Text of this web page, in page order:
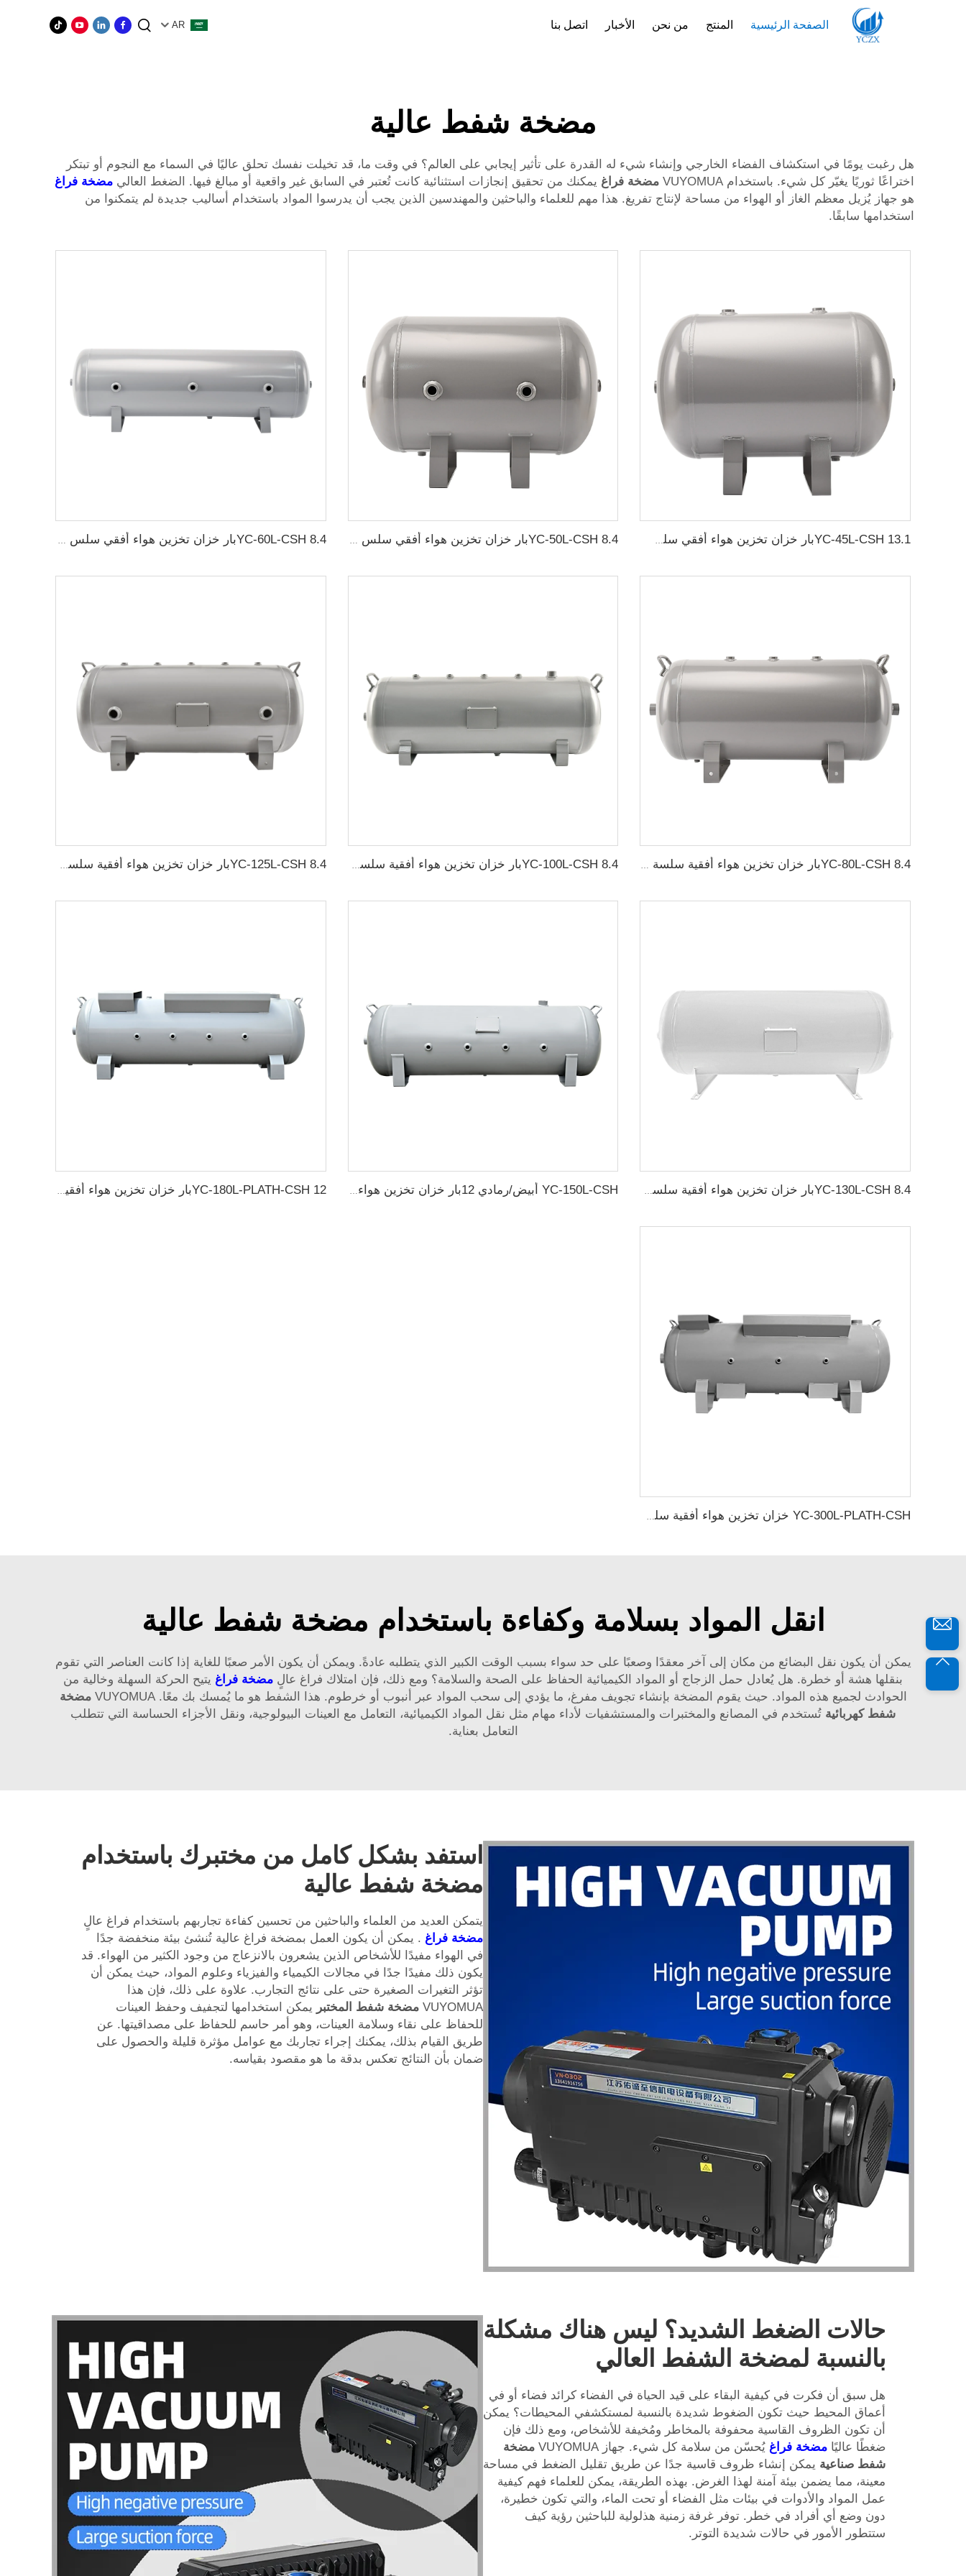
الصفحة الرئيسية المنتج من نحن الأخبار اتصل بنا AR
مضخة شفط عالية
هل رغبت يومًا في استكشاف الفضاء الخارجي وإنشاء شيء له القدرة على تأثير إيجابي على العالم؟ في وقت ما، قد تخيلت نفسك تحلق عاليًا في السماء مع النجوم أو تبتكر
اختراعًا ثوريًا يغيّر كل شيء. باستخدام VUYOMUA
مضخة فراغ يمكنك من تحقيق إنجازات استثنائية كانت تُعتبر في السابق غير واقعية أو مبالغ فيها. الضغط العالي مضخة فراغ
هو جهاز يُزيل معظم الغاز أو الهواء من مساحة لإنتاج تفريغ. هذا مهم للعلماء والباحثين والمهندسين الذين يجب أن يدرسوا المواد باستخدام أساليب جديدة لم يتمكنوا من
استخدامها سابقًا.
YC-80L-CSH 8.4بار خزان تخزين هواء أفقية سلسة من الفولاذ الكربوني YC-100L-CSH 8.4بار خزان تخزين هواء أفقية سلسة من الفولاذ الكربوني YC-125L-CSH 8.4بار خزان تخزين هواء أفقية سلسة من الفولاذ الكربوني
YC-130L-CSH 8.4بار خزان تخزين هواء أفقية سلسة من الفولاذ الكربوني YC-150L-CSH أبيض/رمادي 12بار خزان تخزين هواء أفقية سلسة من الفولاذ الكربوني YC-180L-PLATH-CSH 12بار خزان تخزين هواء أفقية سلسة من الفولاذ الكربوني
انقل المواد بسلامة وكفاءة باستخدام مضخة شفط عالية
يمكن أن يكون نقل البضائع من مكان إلى آخر معقدًا وصعبًا على حد سواء بسبب الوقت الكبير الذي يتطلبه عادةً. ويمكن أن يكون الأمر صعبًا للغاية إذا كانت العناصر التي تقوم
بنقلها هشة أو خطرة. هل يُعادل حمل الزجاج أو المواد الكيميائية الحفاظ على الصحة والسلامة؟ ومع ذلك، فإن امتلاك فراغ عالٍ مضخة فراغ يتيح الحركة السهلة وخالية من
الحوادث لجميع هذه المواد. حيث يقوم المضخة بإنشاء تجويف مفرغ، ما يؤدي إلى سحب المواد عبر أنبوب أو خرطوم. هذا الشفط هو ما يُمسك بك معًا. VUYOMUA
مضخة
شفط كهربائية تُستخدم في المصانع والمختبرات والمستشفيات لأداء مهام مثل نقل المواد الكيميائية، التعامل مع العينات البيولوجية، ونقل الأجزاء الحساسة التي تتطلب
التعامل بعناية.
استفد بشكل كامل من مختبرك باستخدام
مضخة شفط عالية
يتمكن العديد من العلماء والباحثين من تحسين كفاءة تجاربهم باستخدام فراغ عالٍ
مضخة فراغ . يمكن أن يكون العمل بمضخة فراغ عالية تُنشئ بيئة منخفضة جدًا
في الهواء مفيدًا للأشخاص الذين يشعرون بالانزعاج من وجود الكثير من الهواء. قد
يكون ذلك مفيدًا جدًا في مجالات الكيمياء والفيزياء وعلوم المواد، حيث يمكن أن
تؤثر التغيرات الصغيرة حتى على نتائج التجارب. علاوة على ذلك، فإن هذا
VUYOMUA مضخة شفط المختبر يمكن استخدامها لتجفيف وحفظ العينات
للحفاظ على نقاء وسلامة العينات، وهو أمر حاسم للحفاظ على مصداقيتها. عن
طريق القيام بذلك، يمكنك إجراء تجاربك مع عوامل مؤثرة قليلة والحصول على
ضمان بأن النتائج تعكس بدقة ما هو مقصود بقياسه.
حالات الضغط الشديد؟ ليس هناك مشكلة
بالنسبة لمضخة الشفط العالي
هل سبق أن فكرت في كيفية البقاء على قيد الحياة في الفضاء كرائد فضاء أو في
أعماق المحيط حيث تكون الضغوط شديدة بالنسبة لمستكشفي المحيطات؟ يمكن
أن تكون الظروف القاسية محفوفة بالمخاطر ومُخيفة للأشخاص، ومع ذلك فإن
ضغطًا عاليًا مضخة فراغ يُحسّن من سلامة كل شيء. جهاز VUYOMUA
مضخة
شفط صناعية يمكن إنشاء ظروف قاسية جدًا عن طريق تقليل الضغط في مساحة
معينة، مما يضمن بيئة آمنة لهذا الغرض. بهذه الطريقة، يمكن للعلماء فهم كيفية
عمل المواد والأدوات في بيئات مثل الفضاء أو تحت الماء، والتي تكون خطيرة،
دون وضع أي أفراد في خطر. توفر غرفة زمنية هذلولية للباحثين رؤية كيف
ستتطور الأمور في حالات شديدة التوتر.